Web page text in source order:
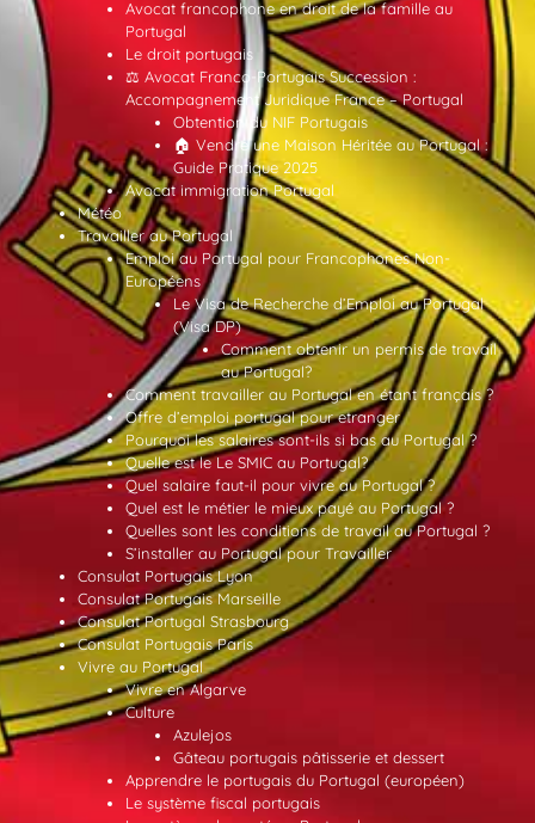
Avocat francophone en droit de la famille au
Portugal
Le droit portugais
⚖️ Avocat Franco-Portugais Succession :
Accompagnement Juridique France – Portugal
Obtention du NIF Portugais
🏠 Vendre une Maison Héritée au Portugal :
Guide Pratique 2025
Avocat immigration Portugal
Météo
Travailler au Portugal
Emploi au Portugal pour Francophones Non-
Européens
Le Visa de Recherche d’Emploi au Portugal
(Visa DP)
Comment obtenir un permis de travail
au Portugal?
Comment travailler au Portugal en étant français ?
Offre d’emploi portugal pour etranger
Pourquoi les salaires sont-ils si bas au Portugal ?
Quelle est le Le SMIC au Portugal?
Quel salaire faut-il pour vivre au Portugal ?
Quel est le métier le mieux payé au Portugal ?
Quelles sont les conditions de travail au Portugal ?
S’installer au Portugal pour Travailler
Consulat Portugais Lyon
Consulat Portugais Marseille
Consulat Portugal Strasbourg
Consulat Portugais Paris
Vivre au Portugal
Vivre en Algarve
Culture
Azulejos
Gâteau portugais pâtisserie et dessert
Apprendre le portugais du Portugal (européen)
Le système fiscal portugais